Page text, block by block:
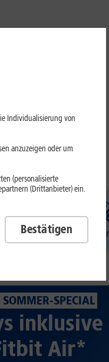
TV
SOMMER-SPECIAL
inklusive
Air*
Individualisierung von
anzuzeigen oder um
(personalisierte
(Drittanbieter) ein.
Bestätigen